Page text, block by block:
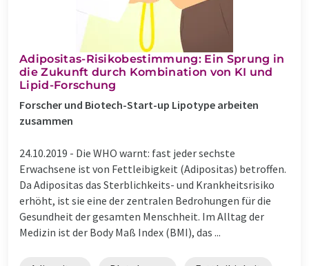
Adipositas-Risikobestimmung: Ein Sprung in
die Zukunft durch Kombination von KI und
Lipid-Forschung
Forscher und Biotech-Start-up Lipotype arbeiten
zusammen
24.10.2019 - Die WHO warnt: fast jeder sechste
Erwachsene ist von Fettleibigkeit (Adipositas) betroffen.
Da Adipositas das Sterblichkeits- und Krankheitsrisiko
erhöht, ist sie eine der zentralen Bedrohungen für die
Gesundheit der gesamten Menschheit. Im Alltag der
Medizin ist der Body Maß Index (BMI), das ...